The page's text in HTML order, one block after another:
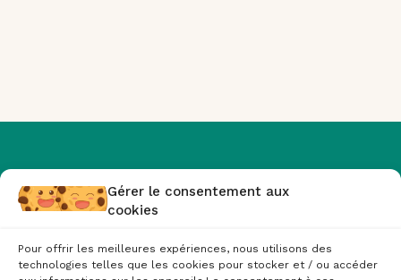
Gérer le consentement aux
cookies
Pour offrir les meilleures expériences, nous utilisons des
technologies telles que les cookies pour stocker et / ou accéder